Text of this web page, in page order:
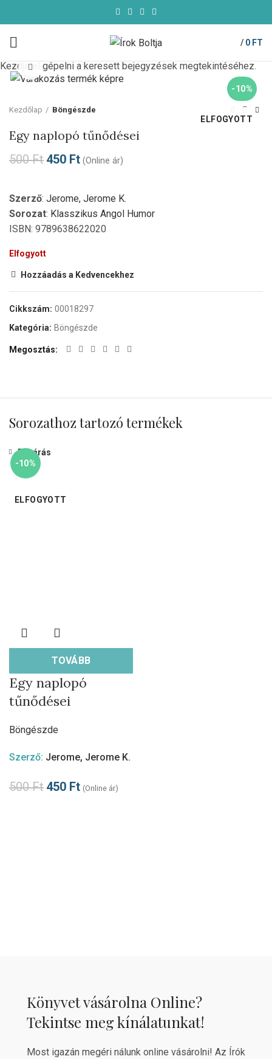
/ 0 FT
-10%
ELFOGYOTT
Click to enlarge
Kezdőlap Böngészde
Egy naplopó tűnődései
500Ft 450 Ft (Online ár)
Szerző: Jerome, Jerome K.
Sorozat: Klasszikus Angol Humor
ISBN: 9789638622020
Elfogyott
Hozzáadás a Kedvencekhez
Cikkszám: 00018297
Kategória: Böngészde
Megosztás
Sorozathoz tartozó termékek
-10%
ELFOGYOTT
TOVÁBB
Bezárás
Egy naplopó
tűnődései
Böngészde
Szerző: Jerome, Jerome K.
500Ft 450 Ft (Online ár)
Könyvet vásárolna Online?
Tekintse meg kínálatunkat!
Most igazán megéri nálunk online vásárolni! Az Írók
Kezdje el gépelni a keresett bejegyzések megtekintéséhez.